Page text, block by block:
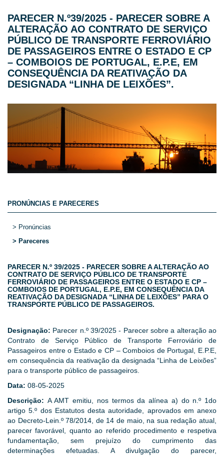
PARECER N.º39/2025 - PARECER SOBRE A
ALTERAÇÃO AO CONTRATO DE SERVIÇO
PÚBLICO DE TRANSPORTE FERROVIÁRIO
DE PASSAGEIROS ENTRE O ESTADO E CP
– COMBOIOS DE PORTUGAL, E.P.E, EM
CONSEQUÊNCIA DA REATIVAÇÃO DA
DESIGNADA “LINHA DE LEIXÕES”.
PRONÚNCIAS E PARECERES
> Pronúncias
> Pareceres
PARECER N.º 39/2025 - PARECER SOBRE A ALTERAÇÃO AO
CONTRATO DE SERVIÇO PÚBLICO DE TRANSPORTE
FERROVIÁRIO DE PASSAGEIROS ENTRE O ESTADO E CP –
COMBOIOS DE PORTUGAL, E.P.E, EM CONSEQUÊNCIA DA
REATIVAÇÃO DA DESIGNADA “LINHA DE LEIXÕES” PARA O
TRANSPORTE PÚBLICO DE PASSAGEIROS.
Designação: Parecer n.º 39/2025 - Parecer sobre a alteração ao
Contrato de Serviço Público de Transporte Ferroviário de
Passageiros entre o Estado e CP – Comboios de Portugal, E.P.E,
em consequência da reativação da designada “Linha de Leixões”
para o transporte público de passageiros.
Data: 08-05-2025
Descrição: A AMT emitiu, nos termos da alínea a) do n.º 1do
artigo 5.º dos Estatutos desta autoridade, aprovados em anexo
ao Decreto-Lein.º 78/2014, de 14 de maio, na sua redação atual,
parecer favorável, quanto ao referido procedimento e respetiva
fundamentação, sem prejuízo do cumprimento das
determinações efetuadas. A divulgação do parecer,